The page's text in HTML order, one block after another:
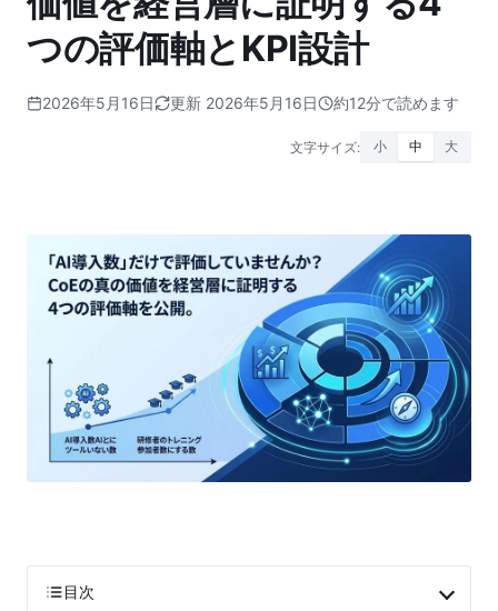
つの評価軸とKPI設計
2026年5月16日 更新 2026年5月16日 約12分で読めます
文字サイズ: 小 中 大
目次